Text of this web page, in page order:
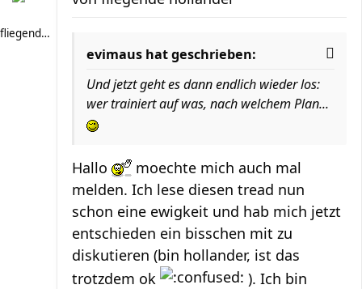
fliegende hollander
evimaus hat geschrieben:
Und jetzt geht es dann endlich wieder los:
wer trainiert auf was, nach welchem Plan...
Hallo
moechte mich auch mal
melden. Ich lese diesen tread nun
schon eine ewigkeit und hab mich jetzt
entschieden ein bisschen mit zu
diskutieren (bin hollander, ist das
trotzdem ok
). Ich bin